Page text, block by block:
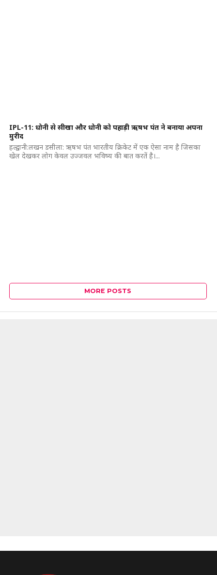
IPL-11: धोनी से सीखा और धोनी को पहाड़ी ऋषभ पंत ने बनाया अपना
मुरीद
हल्द्वानी:लखन डसीला: ऋषभ पंत भारतीय क्रिकेट में एक ऐसा नाम है जिसका
खेल देखकर लोग केवल उज्जवल भविष्य की बात करतें है।...
MORE POSTS